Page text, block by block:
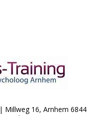
Millweg 16, Arnhem 6844